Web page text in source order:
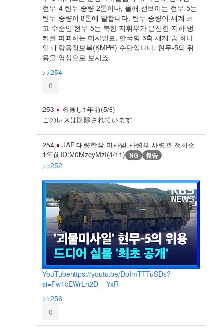
현무-4 탄두 중량 2톤이나, 올해 선보이는 현무-5는
탄두 중량이 8톤에 달합니다. 탄두 중량이 세계 최
고 수준인 현무-5는 북한 지휘부가 은신한 지하 벙
커를 파괴하는 미사일로, 한국형 3축 체계 중 하나
인 대량응징보복(KMPR) 수단입니다. 현무-5의 위
용을 영상으로 보시죠.
>>254
0
253 名無し1年前(5/6)
このレスは削除されています
254
JAP 대량학살 미사일 사령부 사령관 정희준
1年前ID:M0MzcyMzI(4/11) NG 報告
>>252
YouTubehttps://youtu.be/DpImTTTuSDs?
si=Fw1cEWrLh2D__YxR
>>256
0